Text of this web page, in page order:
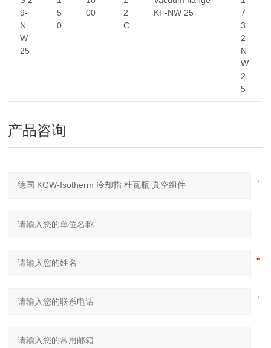
9-
N
W
25
5
0
00
2
C
KF-NW 25
7
3
2-
N
W
2
5
产品咨询